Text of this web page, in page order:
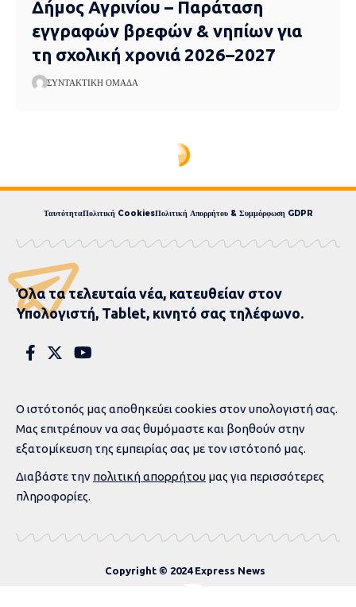
Δήμος Αγρινίου – Παράταση
εγγραφών βρεφών & νηπίων για
τη σχολική χρονιά 2026–2027
ΣΥΝΤΑΚΤΙΚΉ ΟΜΆΔΑ
ΤαυτότηταΠολιτική CookiesΠολιτική Απορρήτου & Συμμόρφωση GDPR
Όλα τα τελευταία νέα, κατευθείαν στον
Υπολογιστή, Tablet, κινητό σας τηλέφωνο.
Ο ιστότοπός μας αποθηκεύει cookies στον υπολογιστή σας.
Μας επιτρέπουν να σας θυμόμαστε και βοηθούν στην
εξατομίκευση της εμπειρίας σας με τον ιστότοπό μας.
Διαβάστε την πολιτική απορρήτου μας για περισσότερες
πληροφορίες.
Copyright © 2024 Express News